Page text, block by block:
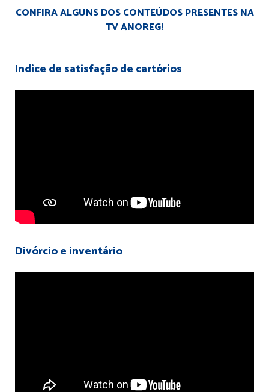
CONFIRA ALGUNS DOS CONTEÚDOS PRESENTES NA
TV ANOREG!
Indice de satisfação de cartórios
Divórcio e inventário